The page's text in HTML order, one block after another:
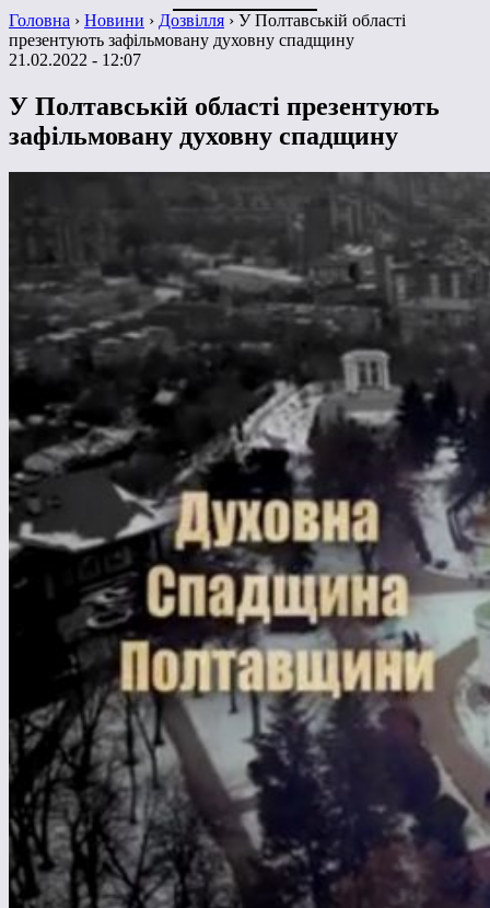
Головна › Новини › Дозвілля › У Полтавській області
презентують зафільмовану духовну спадщину
21.02.2022 - 12:07
У Полтавській області презентують
зафільмовану духовну спадщину